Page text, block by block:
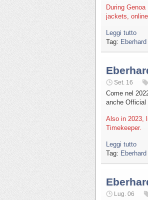
During
jackets,
Leggi tutto
Tag:
Set. 16
Come nel
anche Official
Also in 2023,
Timekeeper.
Leggi tutto
Tag:
Lug. 06